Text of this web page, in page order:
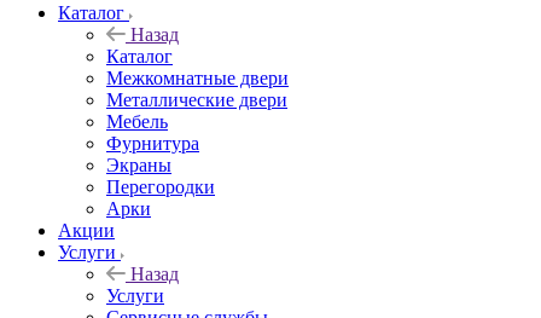
Каталог
Назад
Каталог
Межкомнатные двери
Металлические двери
Мебель
Фурнитура
Экраны
Перегородки
Арки
Акции
Услуги
Назад
Услуги